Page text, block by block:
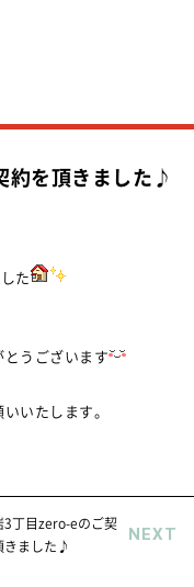
例
ーズボイス
りワークショップ
約を頂きました♪
た
とうございます
いたします。
3丁目zero-eのご契
きました♪
NEXT